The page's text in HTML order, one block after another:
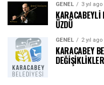
GENEL 3 yıl ago
KARACABEYLİ
ÜZDÜ
GENEL 2 yıl ago
KARACABEY